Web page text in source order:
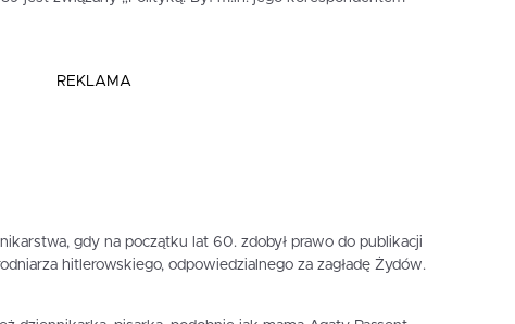
REKLAMA
gdy na początku lat 60. zdobył prawo do publikacji
hitlerowskiego, odpowiedzialnego za zagładę Żydów.